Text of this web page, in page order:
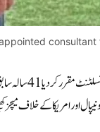
نے بطور
اور امریکا کے خلاف میچز